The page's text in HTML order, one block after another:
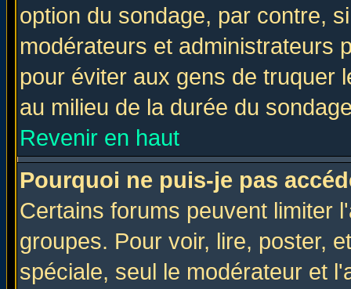
option du sondage, par contre,
modérateurs et administrateurs
pour éviter aux gens de truquer
au milieu de la durée du
Revenir en haut
Pourquoi ne puis-je pas
Certains forums peuvent limiter
groupes. Pour voir, lire, poster,
spéciale, seul le modérateur et